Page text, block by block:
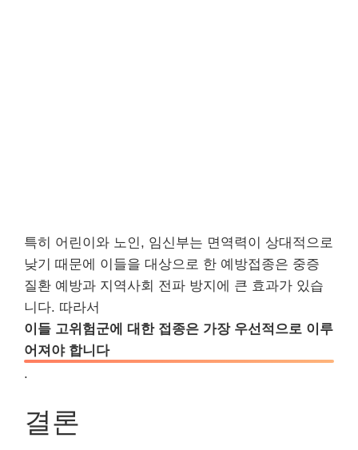
특히 어린이와 노인, 임신부는 면역력이 상대적으로
낮기 때문에 이들을 대상으로 한 예방접종은 중증
질환 예방과 지역사회 전파 방지에 큰 효과가 있습
니다. 따라서
이들 고위험군에 대한 접종은 가장 우선적으로 이루
어져야 합니다
.
결론